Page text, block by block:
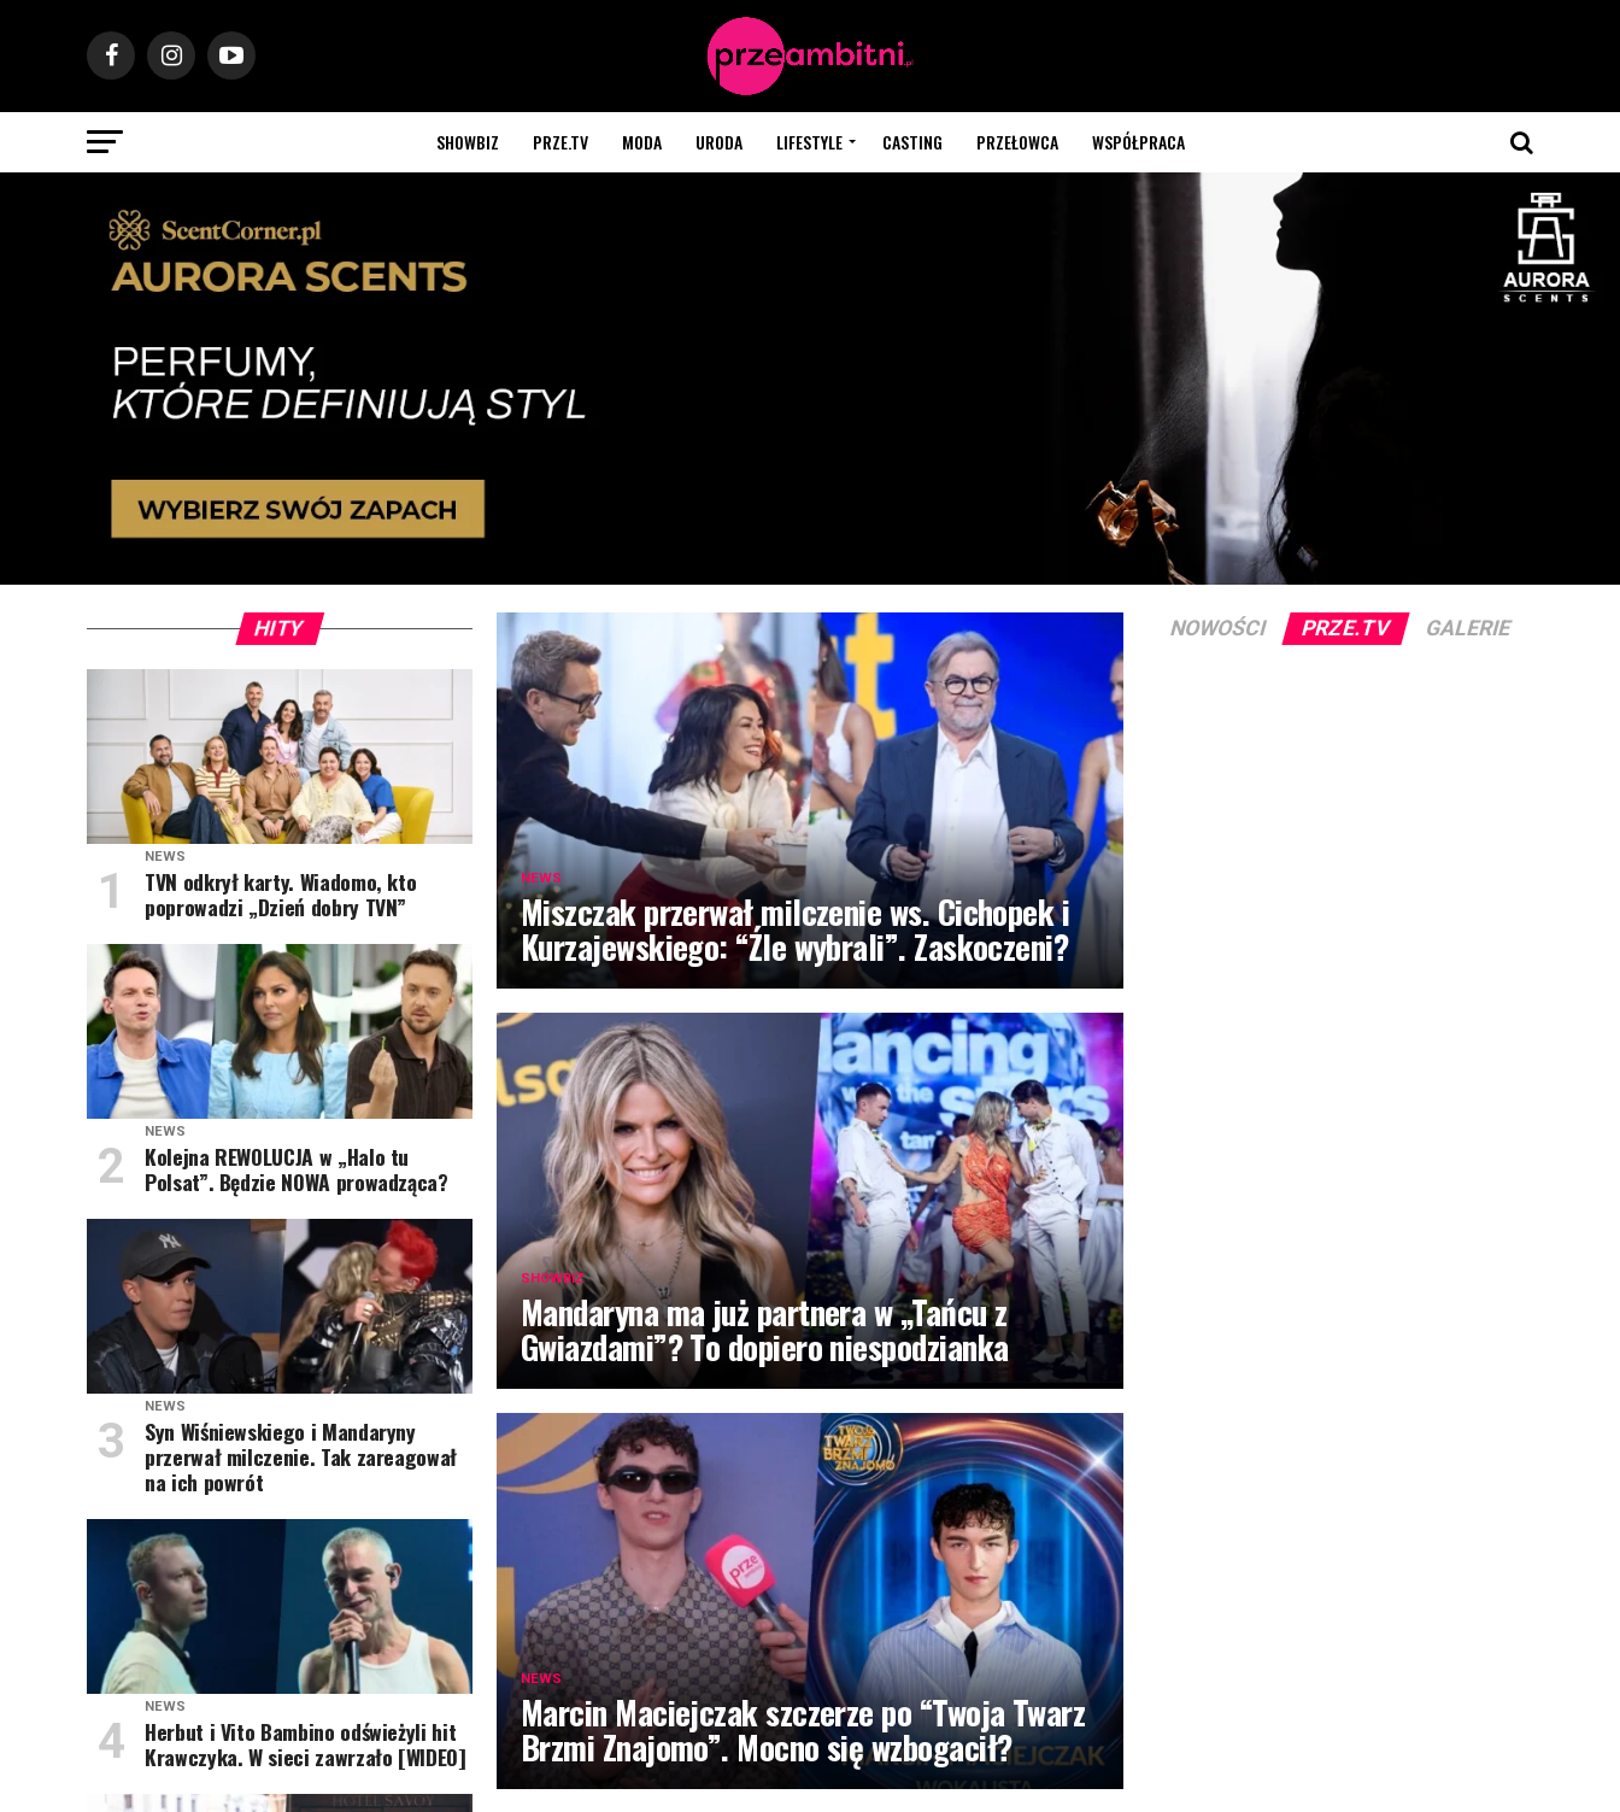
SHOWBIZ PRZE.TV MODA URODA LIFESTYLE CASTING PRZEŁOWCA WSPÓŁPRACA
NEWS
Miszczak przerwał milczenie ws. Cichopek i
Kurzajewskiego: “Źle wybrali”. Zaskoczeni?
SHOWBIZ
Mandaryna ma już partnera w „Tańcu z
Gwiazdami”? To dopiero niespodzianka
NEWS
Marcin Maciejczak szczerze po “Twoja Twarz
Brzmi Znajomo”. Mocno się wzbogacił?
HITY
NEWS
TVN odkrył karty. Wiadomo, kto
poprowadzi „Dzień dobry TVN”
NEWS
Kolejna REWOLUCJA w „Halo tu
Polsat”. Będzie NOWA prowadząca?
NEWS
Syn Wiśniewskiego i Mandaryny
przerwał milczenie. Tak zareagował
na ich powrót
NEWS
Herbut i Vito Bambino odświeżyli hit
Krawczyka. W sieci zawrzało [WIDEO]
NOWOŚCI PRZE.TV GALERIE